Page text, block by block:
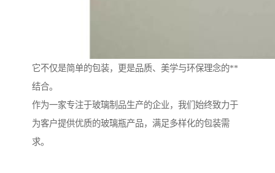
它不仅是简单的包装，更是品质、美学与环保理念的**
结合。
作为一家专注于玻璃制品生产的企业，我们始终致力于
为客户提供优质的玻璃瓶产品，满足多样化的包装需
求。